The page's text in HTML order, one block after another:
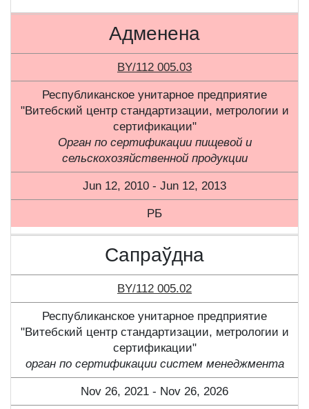
Адменена
BY/112 005.03
Республиканское унитарное предприятие
"Витебский центр стандартизации, метрологии и
сертификации"
Орган по сертификации пищевой и
сельскохозяйственной продукции
Jun 12, 2010 - Jun 12, 2013
РБ
Сапраўдна
BY/112 005.02
Республиканское унитарное предприятие
"Витебский центр стандартизации, метрологии и
сертификации"
орган по сертификации систем менеджмента
Nov 26, 2021 - Nov 26, 2026